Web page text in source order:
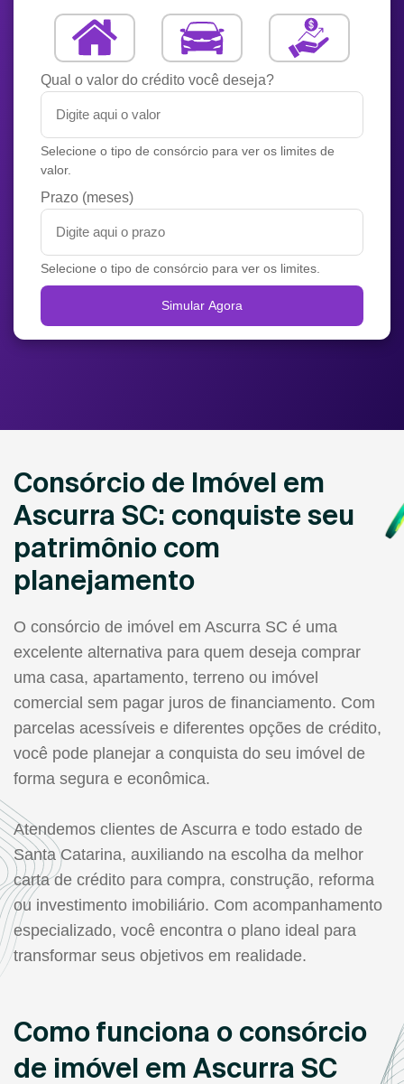
Qual o valor do crédito você deseja?
Selecione o tipo de consórcio para ver os limites de
valor.
Prazo (meses)
Selecione o tipo de consórcio para ver os limites.
Simular Agora
Consórcio de Imóvel em
Ascurra SC: conquiste seu
patrimônio com
planejamento
O consórcio de imóvel em Ascurra SC é uma
excelente alternativa para quem deseja comprar
uma casa, apartamento, terreno ou imóvel
comercial sem pagar juros de financiamento. Com
parcelas acessíveis e diferentes opções de crédito,
você pode planejar a conquista do seu imóvel de
forma segura e econômica.
Atendemos clientes de Ascurra e todo estado de
Santa Catarina, auxiliando na escolha da melhor
carta de crédito para compra, construção, reforma
ou investimento imobiliário. Com acompanhamento
especializado, você encontra o plano ideal para
transformar seus objetivos em realidade.
Como funciona o consórcio
de imóvel em Ascurra SC